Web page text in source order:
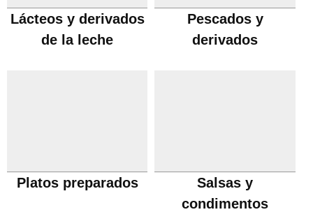
Lácteos y derivados
de la leche
Pescados y
derivados
Platos preparados
Salsas y
condimentos